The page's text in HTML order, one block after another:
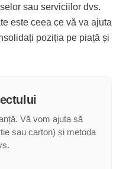
sau serviciilor dvs.
este ceea ce vă va ajuta
poziția pe piață și
Vă vom ajuta să
sau carton) și metoda